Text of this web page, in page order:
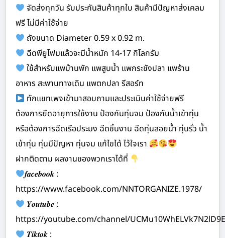
จัดส่งทุกวัน รับประกันสินค้าทุกใบ สินค้ามีปัญหาส่งเคลม
ฟรี ไม่มีค่าใช้จ่าย
ถังขนาด Diameter 0.59 x 0.92 m.
ฉีดพียูโฟมแล้วจะมีน้ำหนัก 14-17 กิโลกรัม
ใช้สำหรับแพบ้านพัก แพสูบน้ำ แพกระชังปลา แพร้าน
อาหาร สะพานทางเดิน แพตกปลา รีสอร์ท
ทักแชทเพจเข้ามาสอบถามและประเมินค่าใช้จ่ายฟรี
ต้องการยืดอายุการใช้งาน ป้องกันทุ่นจม ป้องกันน้ำเข้าทุ่น
หรือต้องการฉีดเรือประมง ฉีดชิ้นงาน ฉีดทุ่นลอยน้ำ ทุ่นรั่ว น้ำ
เข้าทุ่น ทุ่นมีปัญหา ทุ่นจม แก้ไขได้ ไว้ใจเรา
ฝากติดตาม ผลงานของพวกเราได้ที่
𝒇𝒂𝒄𝒆𝒃𝒐𝒐𝒌 :
https://www.facebook.com/NNTORGANIZE.1978/
𝒀𝒐𝒖𝒕𝒖𝒃𝒆 :
https://youtube.com/channel/
𝑻𝒊𝒌𝒕𝒐𝒌 :